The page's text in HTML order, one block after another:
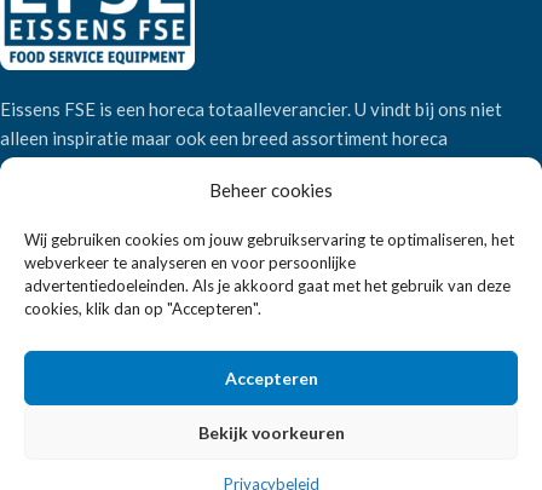
Beheer cookies
Wij gebruiken cookies om jouw gebruikservaring te optimaliseren, het
webverkeer te analyseren en voor persoonlijke
advertentiedoeleinden. Als je akkoord gaat met het gebruik van deze
cookies, klik dan op "Accepteren".
Accepteren
Bekijk voorkeuren
Privacybeleid
Eissens FSE is een horeca totaalleverancier. U vindt bij ons niet
alleen inspiratie maar ook een breed assortiment horeca
apparatuur.
Wandelweg 198, 1521 AM Wormerveer
Telefoon: +31 6 2708 6347
E-mail: verkoop@eissensfse.nl
KLANTENSERVICE
Onze aanpak